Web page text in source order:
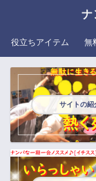
ナ
役立ちアイテム 無
サイトの紹